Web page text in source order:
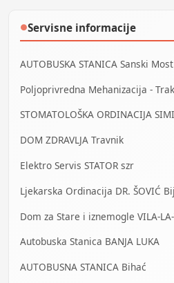
●Servisne informacije
AUTOBUSKA STANICA Sanski Most
Poljoprivredna Mehanizacija -
STOMATOLOŠKA ORDINACIJA
DOM ZDRAVLJA Travnik
Elektro Servis STATOR szr
Ljekarska Ordinacija DR. ŠOVIĆ
Dom za Stare i iznemogle VILA-
Autobuska Stanica BANJA LUKA
AUTOBUSNA STANICA Bihać